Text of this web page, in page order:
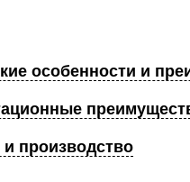
особенности и
и производство